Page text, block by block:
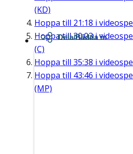
(KD)
Hoppa till 21:18 i
Hoppa till30:03i
(C)
Hoppa till 35:38 i
Hoppa till 43:46 i
(MP)
Dela/Bädda in